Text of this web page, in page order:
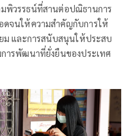
พิวรรธน์ที่สานต่อปณิธานการ
ดจนให้ความสำคัญกับการให้
ม และการสนับสนุนให้ประสบ
การพัฒนาที่ยั่งยืนของประเทศ